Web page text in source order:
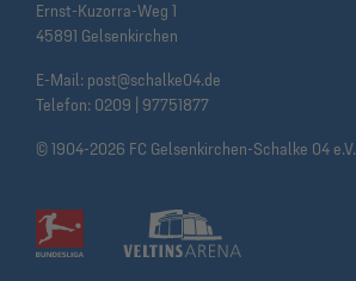
Ernst-Kuzorra-Weg 1
45891 Gelsenkirchen
E-Mail: post@schalke04.de
Telefon: 0209 | 97751877
© 1904-2026 FC Gelsenkirchen-Schalke 04 e.V.